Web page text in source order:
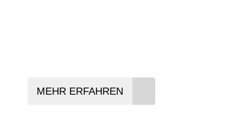
MEHR ERFAHREN